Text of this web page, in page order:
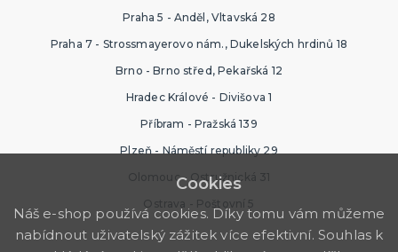
Praha 5 - Anděl, Vltavská 28
Praha 7 - Strossmayerovo nám., Dukelských hrdinů 18
Brno - Brno střed, Pekařská 12
Hradec Králové - Divišova 1
Příbram - Pražská 139
Plzeň - Náměstí republiky 29
Olomouc - Ostružnická 31
Ostrava - Poštovní 5
Cookies
Náš e-shop používá cookies. Díky tomu vám můžeme
nabídnout uživatelský zážitek více efektivní. Souhlas k